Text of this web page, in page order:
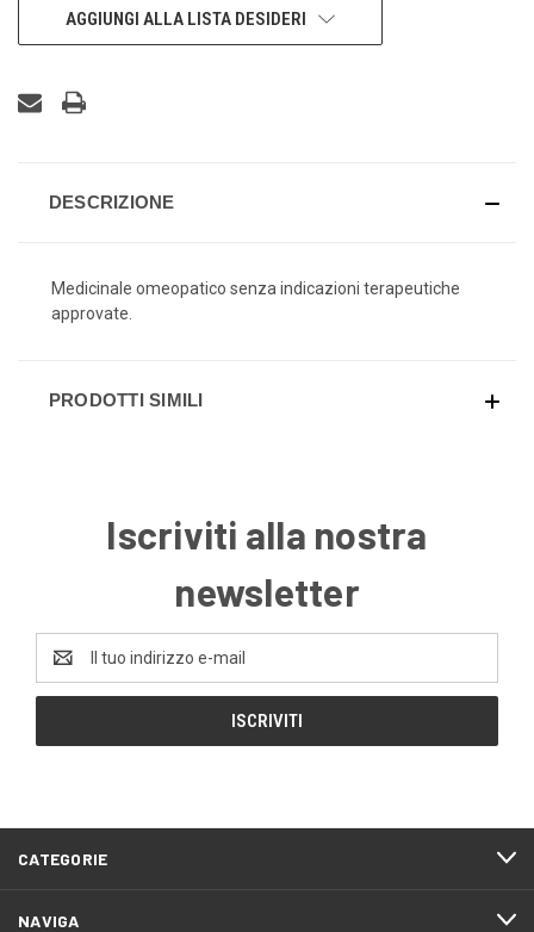
AGGIUNGI ALLA LISTA DESIDERI
DESCRIZIONE
Medicinale omeopatico senza indicazioni terapeutiche
approvate.
PRODOTTI SIMILI
Iscriviti alla nostra
newsletter
mail
CATEGORIE
NAVIGA